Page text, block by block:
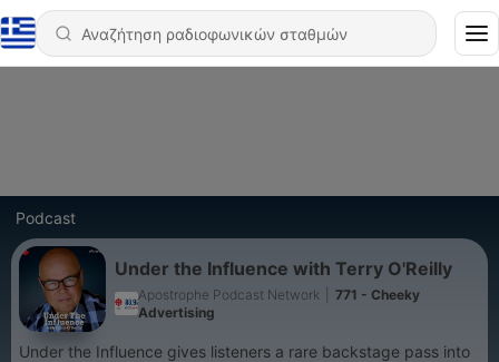
Podcast
Under the Influence with Terry O'Reilly
Apostrophe Podcast Network
771 - Cheeky
Advertising
Under the Influence gives listeners a rare backstage pass into